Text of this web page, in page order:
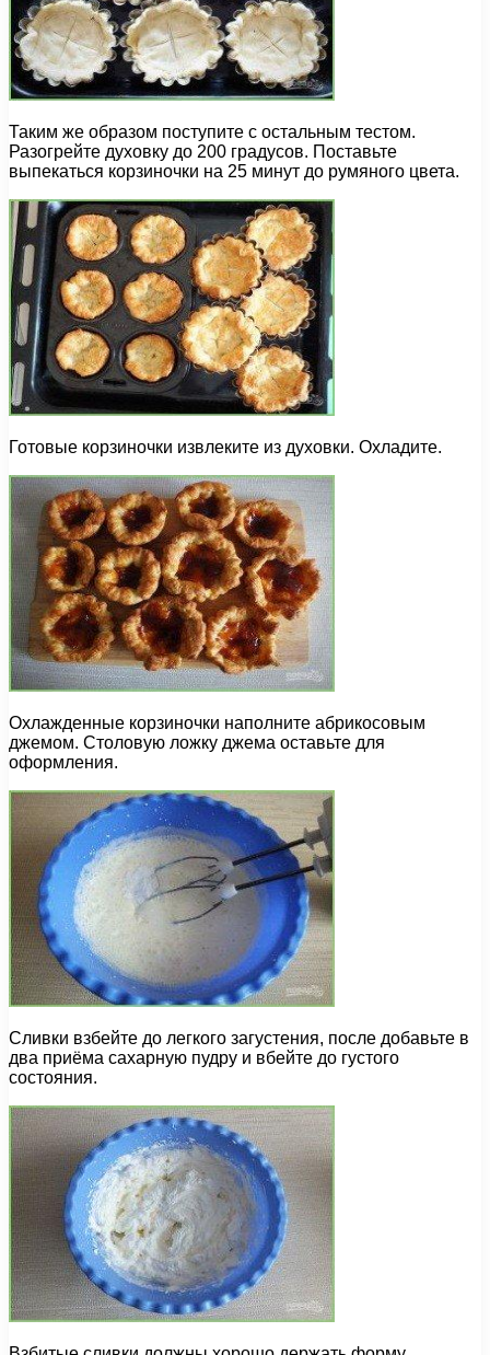
Таким же образом поступите с остальным тестом.
Разогрейте духовку до 200 градусов. Поставьте
выпекаться корзиночки на 25 минут до румяного цвета.
Готовые корзиночки извлеките из духовки. Охладите.
Охлажденные корзиночки наполните абрикосовым
джемом. Столовую ложку джема оставьте для
оформления.
Сливки взбейте до легкого загустения, после добавьте в
два приёма сахарную пудру и вбейте до густого
состояния.